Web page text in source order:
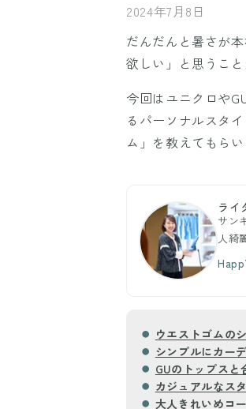
2024年7月8日
だんだんと暑さが
欲しい」と思うこと
今回はユニクロや
るパーソナルスタ
ム」を教えてもらい
ライ
サン
人綺
ウエストゴムの
シンプルにカー
GUのトップス
カジュアルなス
大人きれいめコ